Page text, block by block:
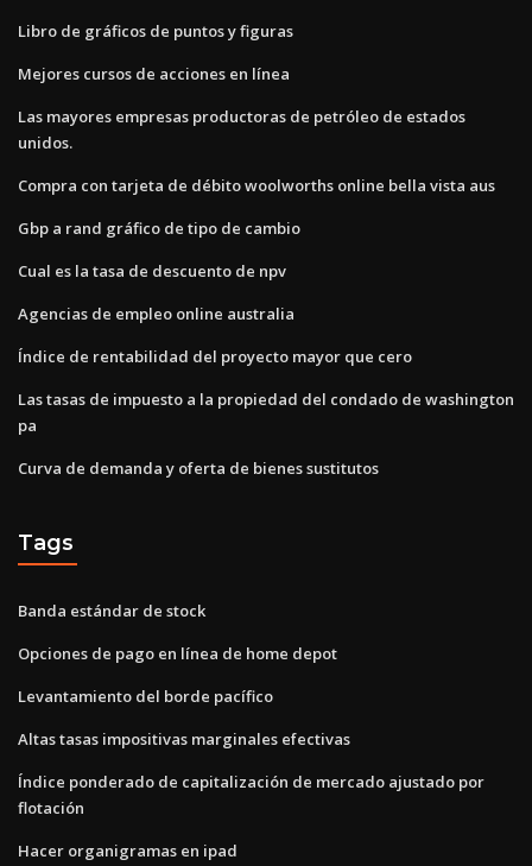
Libro de gráficos de puntos y figuras
Mejores cursos de acciones en línea
Las mayores empresas productoras de petróleo de estados
unidos.
Compra con tarjeta de débito woolworths online bella vista aus
Gbp a rand gráfico de tipo de cambio
Cual es la tasa de descuento de npv
Agencias de empleo online australia
Índice de rentabilidad del proyecto mayor que cero
Las tasas de impuesto a la propiedad del condado de washington
pa
Curva de demanda y oferta de bienes sustitutos
Tags
Banda estándar de stock
Opciones de pago en línea de home depot
Levantamiento del borde pacífico
Altas tasas impositivas marginales efectivas
Índice ponderado de capitalización de mercado ajustado por
flotación
Hacer organigramas en ipad